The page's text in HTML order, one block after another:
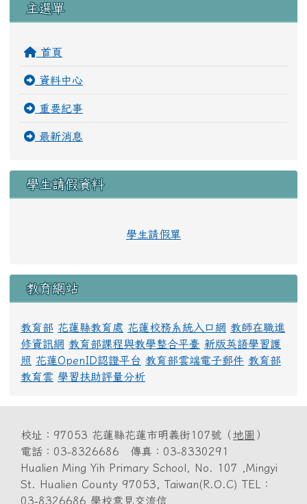
主選單
首頁
資料中心
重要紀事
最新消息
學生請假資料
學生請假單
教育網站
教育部 花蓮縣教育處 花蓮校務系統入口網 教師在職進
修資訊網 教育部課程與教學整合平臺 新版英語學習護
照 花蓮OpenID認證平台 教育部雲端電子郵件 教育部
教育雲 學習扶助評量分析
校址：97053 花蓮縣花蓮市明義街107號（ 地圖 ）
電話：03-8326686 傳真：03-8330291
Hualien Ming Yih Primary School, No. 107 ,Mingyi
St. Hualien County 97053, Taiwan(R.O.C) TEL：
03-8326686 學校意見交流信